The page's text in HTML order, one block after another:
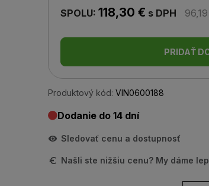
SPOLU: 118,30 € s DPH
PRIDAŤ
Produktový kód: VIN0600188
Dodanie do 14 dní
Sledovať cenu a dostupnosť
Našli ste nižšiu cenu? My dáme